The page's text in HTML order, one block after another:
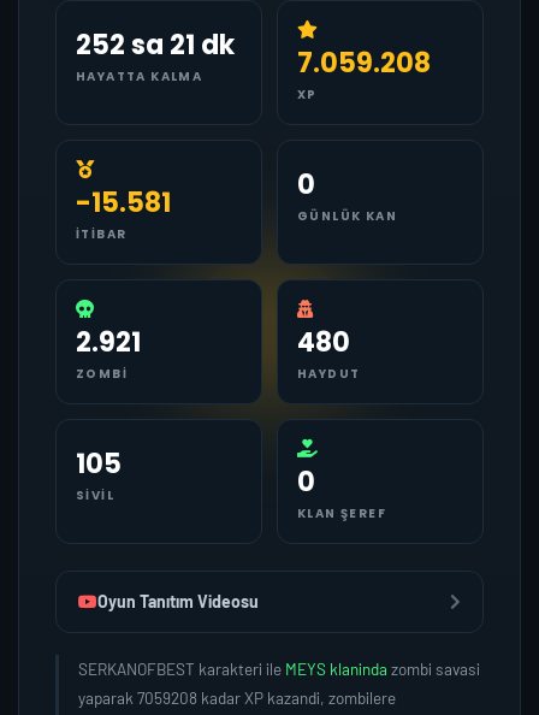
252 sa 21 dk
HAYATTA KALMA 7.059.208
XP
-15.581
İTIBAR
0
GÜNLÜK KAN
2.921
ZOMBI
480
HAYDUT
105
SIVIL 0
KLAN ŞEREF
Oyun Tanıtım Videosu
SERKANOFBEST karakteri ile MEYS klaninda zombi savasi
yaparak 7059208 kadar XP kazandi, zombilere